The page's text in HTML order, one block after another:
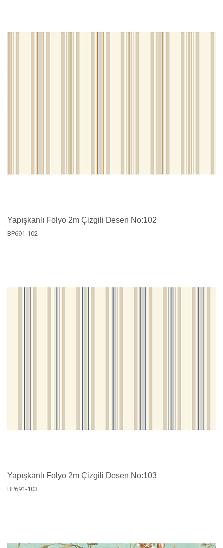
Yapışkanlı Folyo 2m Çizgili Desen No:102
BP691-102
Yapışkanlı Folyo 2m Çizgili Desen No:103
BP691-103